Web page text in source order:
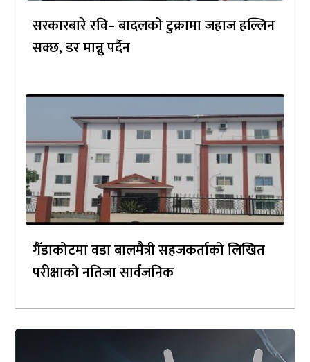
सरकारबारे रवि– बादलको टुक्रामा जहाज हल्लिन
सक्छ, डर मान्नु पर्दैन
गैँडाकोटमा वडा बालमैत्री सहजकर्ताको लिखित
परीक्षाको नतिजा सार्वजनिक